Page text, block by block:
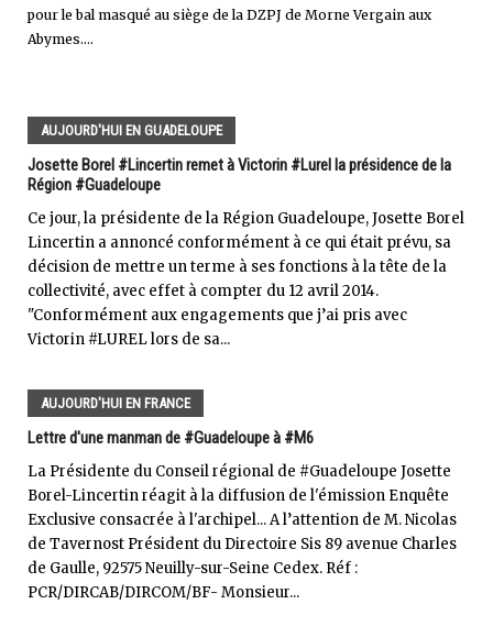
pour le bal masqué au siège de la DZPJ de Morne Vergain aux
Abymes....
AUJOURD'HUI EN GUADELOUPE
Josette Borel #Lincertin remet à Victorin #Lurel la présidence de la
Région #Guadeloupe
Ce jour, la présidente de la Région Guadeloupe, Josette Borel
Lincertin a annoncé conformément à ce qui était prévu, sa
décision de mettre un terme à ses fonctions à la tête de la
collectivité, avec effet à compter du 12 avril 2014.
"Conformément aux engagements que j’ai pris avec
Victorin #LUREL lors de sa...
AUJOURD'HUI EN FRANCE
Lettre d'une manman de #Guadeloupe à #M6
La Présidente du Conseil régional de #Guadeloupe Josette
Borel-Lincertin réagit à la diffusion de l'émission Enquête
Exclusive consacrée à l'archipel... A l’attention de M. Nicolas
de Tavernost Président du Directoire Sis 89 avenue Charles
de Gaulle, 92575 Neuilly-sur-Seine Cedex. Réf :
PCR/DIRCAB/DIRCOM/BF- Monsieur...